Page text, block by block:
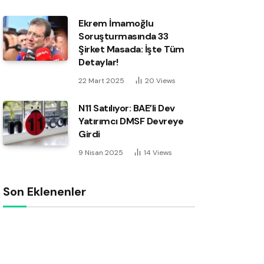
Ekrem İmamoğlu
Soruşturmasında 33
Şirket Masada: İşte Tüm
Detaylar!
22 Mart 2025 20 Views
N11 Satılıyor: BAE’li Dev
Yatırımcı DMSF Devreye
Girdi
9 Nisan 2025 14 Views
Son Eklenenler